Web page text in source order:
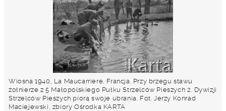
Wiosna 1940, La Maucarriere, Francja. Przy brzegu stawu
żołnierze z 5 Małopolskiego Pułku Strzelców Pieszych 2. Dywizji
Strzelców Pieszych piorą swoje ubrania. Fot. Jerzy Konrad
Maciejewski, zbiory Ośrodka KARTA